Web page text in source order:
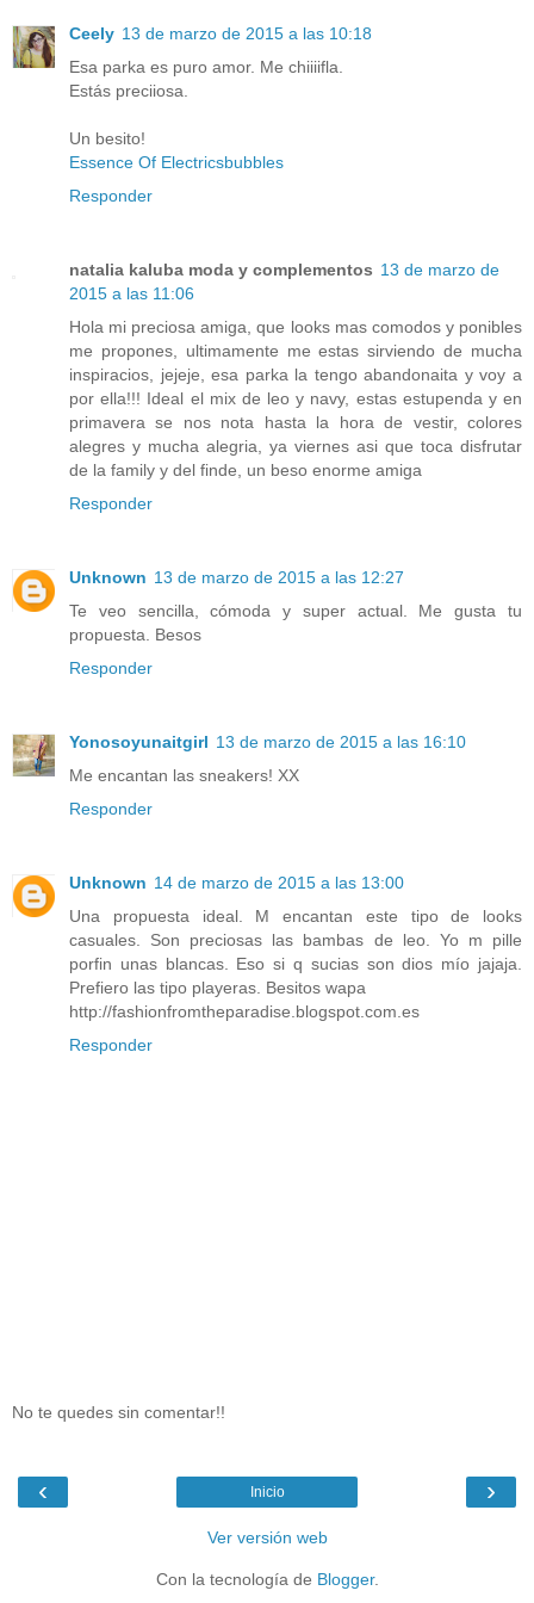
Ceely 13 de marzo de 2015 a las 10:18
Esa parka es puro amor. Me chiiiifla.
Estás preciiosa.
Un besito!
Essence Of Electricsbubbles
Responder
natalia kaluba moda y complementos 13 de marzo de
2015 a las 11:06
Hola mi preciosa amiga, que looks mas comodos y ponibles
me propones, ultimamente me estas sirviendo de mucha
inspiracios, jejeje, esa parka la tengo abandonaita y voy a
por ella!!! Ideal el mix de leo y navy, estas estupenda y en
primavera se nos nota hasta la hora de vestir, colores
alegres y mucha alegria, ya viernes asi que toca disfrutar
de la family y del finde, un beso enorme amiga
Responder
Unknown 13 de marzo de 2015 a las 12:27
Te veo sencilla, cómoda y super actual. Me gusta tu
propuesta. Besos
Responder
Yonosoyunaitgirl 13 de marzo de 2015 a las 16:10
Me encantan las sneakers! XX
Responder
Unknown 14 de marzo de 2015 a las 13:00
Una propuesta ideal. M encantan este tipo de looks
casuales. Son preciosas las bambas de leo. Yo m pille
porfin unas blancas. Eso si q sucias son dios mío jajaja.
Prefiero las tipo playeras. Besitos wapa
http://fashionfromtheparadise.blogspot.com.es
Responder
No te quedes sin comentar!!
‹ ›
Inicio
Ver versión web
Con la tecnología de Blogger.